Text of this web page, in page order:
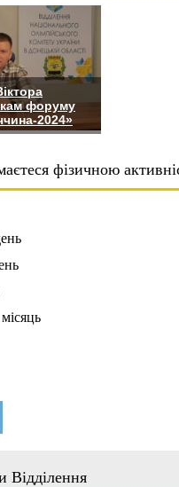
форуму
2024»
фізичною
Відділення